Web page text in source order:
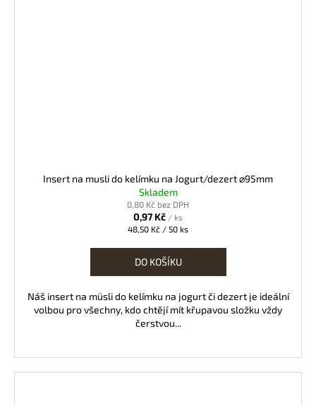
Insert na musli do kelímku na Jogurt/dezert ⌀95mm
Skladem
0,80 Kč bez DPH
0,97 Kč / ks
Měrná
48,50 Kč / 50 ks
DO KOŠÍKU
Náš insert na müsli do kelímku na jogurt či dezert je ideální
volbou pro všechny, kdo chtějí mít křupavou složku vždy
čerstvou...